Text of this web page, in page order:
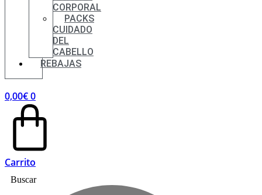
CORPORAL
PACKS
CUIDADO
DEL
CABELLO
REBAJAS
0,00€0
Carrito
Buscar